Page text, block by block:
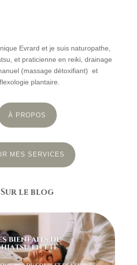
Evrard et je suis naturopathe,
et praticienne en reiki, drainage
(massage détoxifiant) et
plantaire.
À PROPOS
MES SERVICES
Sur le blog